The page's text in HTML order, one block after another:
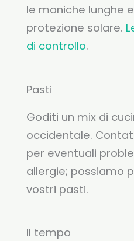
le maniche lunghe
protezione solare.
di controllo.
Pasti
Goditi un mix di
occidentale.
per eventuali
allergie; possiamo
vostri pasti.
Il tempo